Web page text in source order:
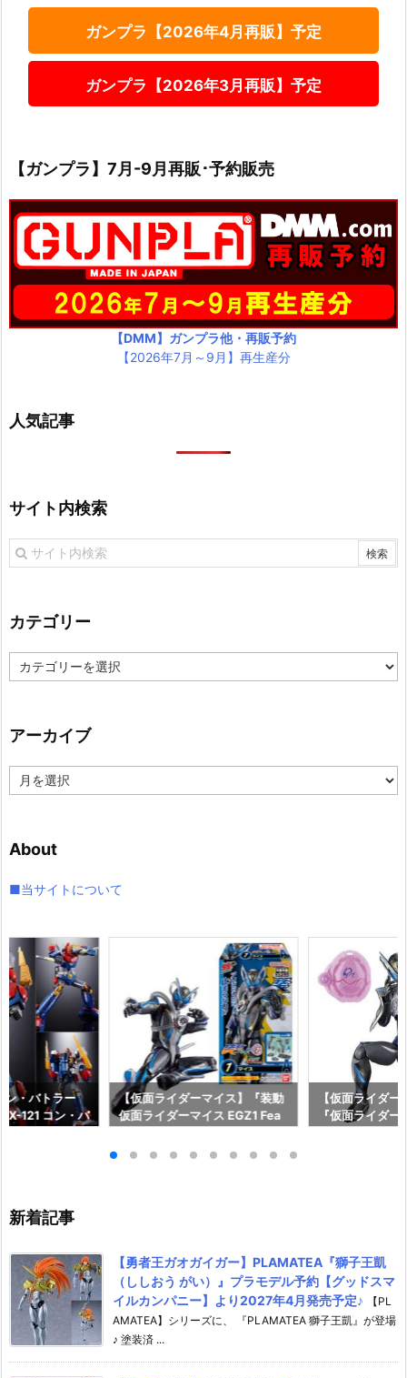
ガンプラ【2026年4月再販】予定
ガンプラ【2026年3月再販】予定
【ガンプラ】7月-9月再販･予約販売
【DMM】ガンプラ他・再販予約
【2026年7月～9月】再生産分
人気記事
サイト内検索
カテゴリー
テ
ー
アーカイブ
ー
ブ
About
■当サイトについて
ン・バトラー
121 コン・バ
【仮面ライダーマイス】『装動
仮面ライダーマイス EGZ1 Fea
食玩フィギュア予約【バンダ
【仮面ライダ
『仮面ライダ
新着記事
【勇者王ガオガイガー】PLAMATEA『獅子王凱
（ししおう がい）』プラモデル予約【グッドスマ
イルカンパニー】より2027年4月発売予定♪
【PL
AMATEA】シリーズに、 『PLAMATEA 獅子王凱』が登場
♪ 塗装済 ...